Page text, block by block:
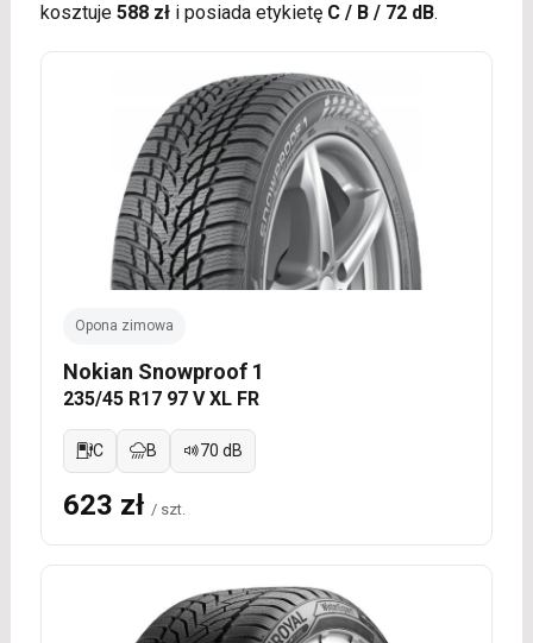
kosztuje 588 złi posiada etykietę C / B / 72 dB.
Opona zimowa
Nokian Snowproof 1
235/45 R17 97 V XL FR
C B 70 dB
623 zł / szt.